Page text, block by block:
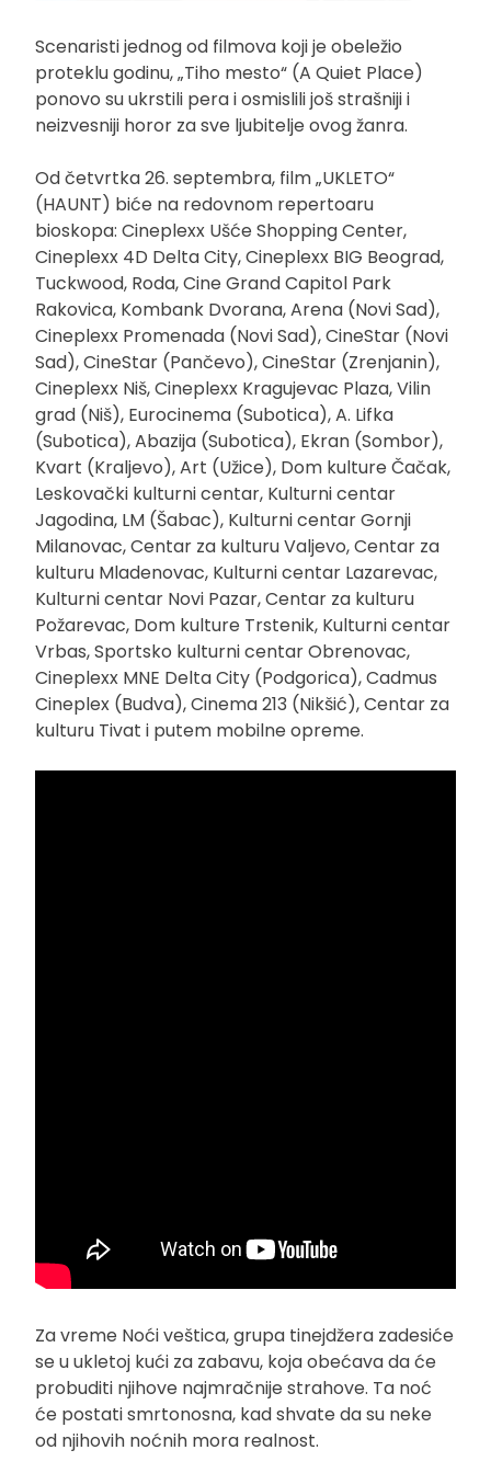
Scenaristi jednog od filmova koji je obeležio
proteklu godinu, „Tiho mesto“ (A Quiet Place)
ponovo su ukrstili pera i osmislili još strašniji i
neizvesniji horor za sve ljubitelje ovog žanra.
Od četvrtka 26. septembra, film „UKLETO“
(HAUNT) biće na redovnom repertoaru
bioskopa: Cineplexx Ušće Shopping Center,
Cineplexx 4D Delta City, Cineplexx BIG Beograd,
Tuckwood, Roda, Cine Grand Capitol Park
Rakovica, Kombank Dvorana, Arena (Novi Sad),
Cineplexx Promenada (Novi Sad), CineStar (Novi
Sad), CineStar (Pančevo), CineStar (Zrenjanin),
Cineplexx Niš, Cineplexx Kragujevac Plaza, Vilin
grad (Niš), Eurocinema (Subotica), A. Lifka
(Subotica), Abazija (Subotica), Ekran (Sombor),
Kvart (Kraljevo), Art (Užice), Dom kulture Čačak,
Leskovački kulturni centar, Kulturni centar
Jagodina, LM (Šabac), Kulturni centar Gornji
Milanovac, Centar za kulturu Valjevo, Centar za
kulturu Mladenovac, Kulturni centar Lazarevac,
Kulturni centar Novi Pazar, Centar za kulturu
Požarevac, Dom kulture Trstenik, Kulturni centar
Vrbas, Sportsko kulturni centar Obrenovac,
Cineplexx MNE Delta City (Podgorica), Cadmus
Cineplex (Budva), Cinema 213 (Nikšić), Centar za
kulturu Tivat i putem mobilne opreme.
Za vreme Noći veštica, grupa tinejdžera zadesiće
se u ukletoj kući za zabavu, koja obećava da će
probuditi njihove najmračnije strahove. Ta noć
će postati smrtonosna, kad shvate da su neke
od njihovih noćnih mora realnost.